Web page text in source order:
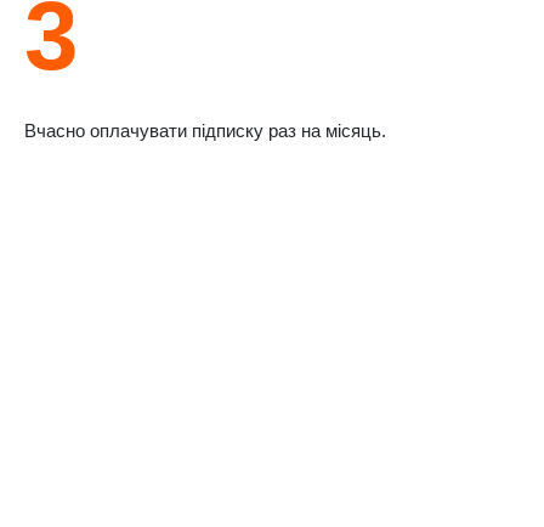
3
Вчасно оплачувати підписку раз на місяць.